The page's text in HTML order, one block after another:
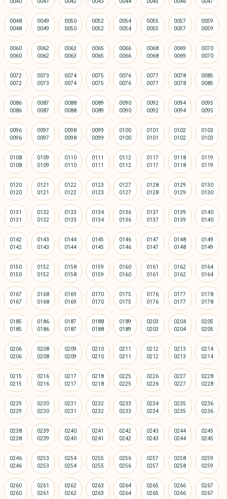
0048 0049 0050 0052 0054 0055 0057 0059
0060 0062 0063 0065 0066 0068 0069 0070
0072 0073 0074 0075 0076 0077 0078 0085
0086 0087 0088 0089 0090 0092 0094 0095
0096 0097 0098 0099 0100 0101 0102 0103
0108 0109 0110 0111 0112 0117 0118 0119
0120 0121 0122 0123 0127 0128 0129 0130
0131 0132 0133 0134 0136 0137 0139 0140
0142 0143 0144 0145 0146 0147 0148 0149
0150 0152 0158 0159 0160 0161 0162 0164
0167 0168 0169 0170 0175 0176 0177 0178
0185 0186 0187 0188 0189 0203 0204 0205
0206 0208 0209 0210 0211 0212 0213 0214
0215 0216 0217 0218 0225 0226 0227 0228
0229 0230 0231 0232 0233 0234 0235 0236
0238 0239 0240 0241 0242 0243 0244 0245
0246 0253 0254 0255 0256 0257 0258 0259
0260 0261 0262 0263 0264 0265 0266 0267